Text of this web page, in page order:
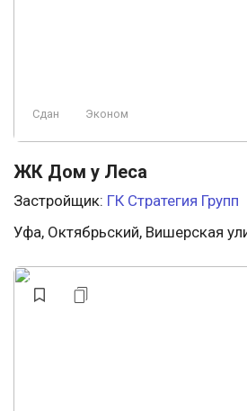
Сдан Эконом
ЖК Дом у Леса
Застройщик: ГК Стратегия Групп
Уфа, Октябрьский, Вишерская